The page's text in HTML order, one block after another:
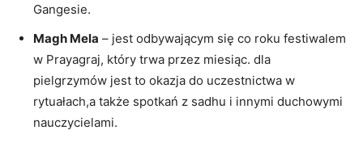
Gangesie.
Magh Mela – jest odbywającym się co roku festiwalem
w Prayagraj, który trwa przez miesiąc. dla
pielgrzymów jest to okazja do uczestnictwa w
rytuałach,a także spotkań z sadhu i innymi duchowymi
nauczycielami.